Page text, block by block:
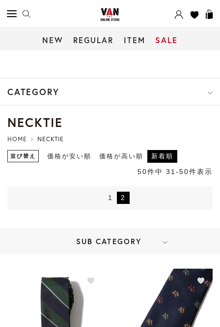
NEW REGULAR ITEM SALE
CATEGORY
NECKTIE
HOME NECKTIE
並び替え 価格が安い順 価格が高い順 新着順
50件中 31 -50件表示
1 2
SUB CATEGORY